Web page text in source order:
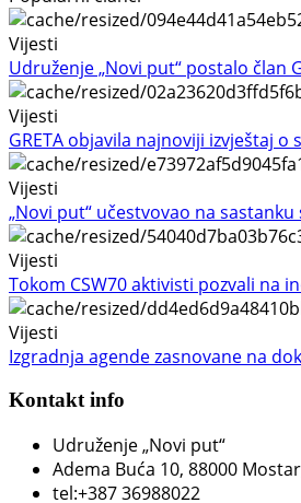
Vijesti
Udruženje „Novi put“ postalo član
Vijesti
GRETA objavila najnoviji izvještaj o
Vijesti
„Novi put“ učestvovao na sastanku
Vijesti
Tokom CSW70 aktivisti pozvali na
Vijesti
Izgradnja agende zasnovane na
Kontakt info
Udruženje „Novi put“
Adema Buća 10, 88000
tel:+387 36988022